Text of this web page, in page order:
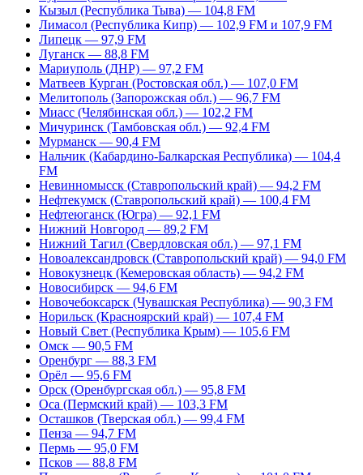
Кызыл (Республика Тыва) — 104,8 FM
Лимасол (Республика Кипр) — 102,9 FM и 107,9 FM
Липецк — 97,9 FM
Луганск — 88,8 FM
Мариуполь (ДНР) — 97,2 FM
Матвеев Курган (Ростовская обл.) — 107,0 FM
Мелитополь (Запорожская обл.) — 96,7 FM
Миасс (Челябинская обл.) — 102,2 FM
Мичуринск (Тамбовская обл.) — 92,4 FM
Мурманск — 90,4 FM
Нальчик (Кабардино-Балкарская Республика) — 104,4
FM
Невинномысск (Ставропольский край) — 94,2 FM
Нефтекумск (Ставропольский край) — 100,4 FM
Нефтеюганск (Югра) — 92,1 FM
Нижний Новгород — 89,2 FM
Нижний Тагил (Свердловская обл.) — 97,1 FM
Новоалександровск (Ставропольский край) — 94,0 FM
Новокузнецк (Кемеровская область) — 94,2 FM
Новосибирск — 94,6 FM
Новочебоксарск (Чувашская Республика) — 90,3 FM
Норильск (Красноярский край) — 107,4 FM
Новый Свет (Республика Крым) — 105,6 FM
Омск — 90,5 FM
Оренбург — 88,3 FM
Орёл — 95,6 FM
Орск (Оренбургская обл.) — 95,8 FM
Оса (Пермский край) — 103,3 FM
Осташков (Тверская обл.) — 99,4 FM
Пенза — 94,7 FM
Пермь — 95,0 FM
Псков — 88,8 FM